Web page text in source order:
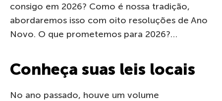
consigo em 2026? Como é nossa tradição,
abordaremos isso com oito resoluções de Ano
Novo. O que prometemos para 2026?…
Conheça suas leis locais
No ano passado, houve um volume